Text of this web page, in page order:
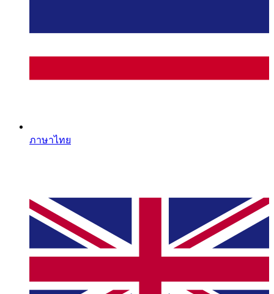
ภาษาไทย